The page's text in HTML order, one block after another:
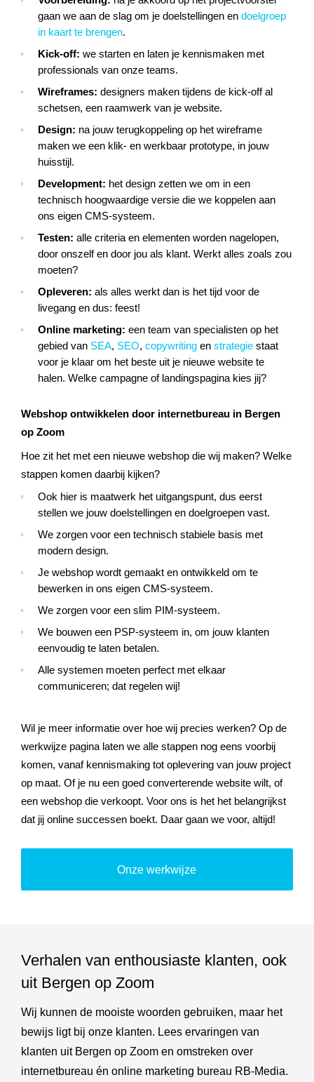
gaan we aan de slag om je doelstellingen en doelgroep
in kaart te brengen.
Kick-off: we starten en laten je kennismaken met
professionals van onze teams.
Wireframes: designers maken tijdens de kick-off al
schetsen, een raamwerk van je website.
Design: na jouw terugkoppeling op het wireframe
maken we een klik- en werkbaar prototype, in jouw
huisstijl.
Development: het design zetten we om in een
technisch hoogwaardige versie die we koppelen aan
ons eigen CMS-systeem.
Testen: alle criteria en elementen worden nagelopen,
door onszelf en door jou als klant. Werkt alles zoals zou
moeten?
Opleveren: als alles werkt dan is het tijd voor de
livegang en dus: feest!
Online marketing: een team van specialisten op het
gebied van SEA, SEO, copywriting en strategie staat
voor je klaar om het beste uit je nieuwe website te
halen. Welke campagne of landingspagina kies jij?
Webshop ontwikkelen door internetbureau in Bergen
op Zoom
Hoe zit het met een nieuwe webshop die wij maken? Welke
stappen komen daarbij kijken?
Ook hier is maatwerk het uitgangspunt, dus eerst
stellen we jouw doelstellingen en doelgroepen vast.
We zorgen voor een technisch stabiele basis met
modern design.
Je webshop wordt gemaakt en ontwikkeld om te
bewerken in ons eigen CMS-systeem.
We zorgen voor een slim PIM-systeem.
We bouwen een PSP-systeem in, om jouw klanten
eenvoudig te laten betalen.
Alle systemen moeten perfect met elkaar
communiceren; dat regelen wij!
Wil je meer informatie over hoe wij precies werken? Op de
werkwijze pagina laten we alle stappen nog eens voorbij
komen, vanaf kennismaking tot oplevering van jouw project
op maat. Of je nu een goed converterende website wilt, of
een webshop die verkoopt. Voor ons is het het belangrijkst
dat jij online successen boekt. Daar gaan we voor, altijd!
Onze werkwijze
Verhalen van enthousiaste klanten, ook
uit Bergen op Zoom
Wij kunnen de mooiste woorden gebruiken, maar het
bewijs ligt bij onze klanten. Lees ervaringen van
klanten uit Bergen op Zoom en omstreken over
internetbureau én online marketing bureau RB-Media.